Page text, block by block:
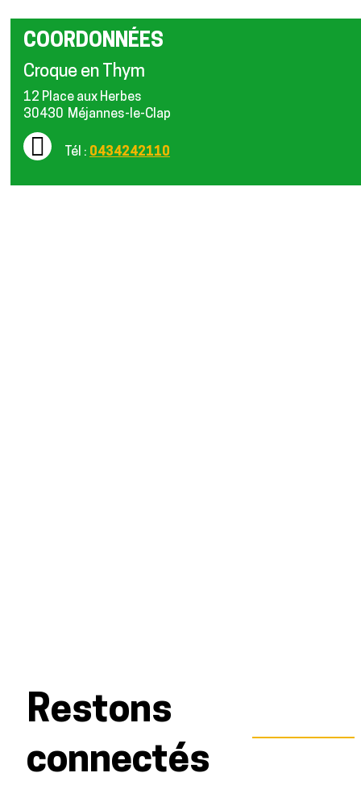
COORDONNÉES
Croque en Thym
12 Place aux Herbes
30430 Méjannes-le-Clap
Tél : 0434242110
Restons
connectés